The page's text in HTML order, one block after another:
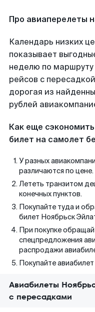
Про авиаперелеты
Календарь низких
показывает
неделю по маршруту
рейсов с
дорогая из
рублей
Как еще
билет на самолет
У разных
различаются по цене.
Лететь транзитом
конечных пунктов.
Покупайте туда и
билет Ноябрьск
При покупке
спецпредложения
распродажи
Покупайте
Авиабилеты
с пересадками